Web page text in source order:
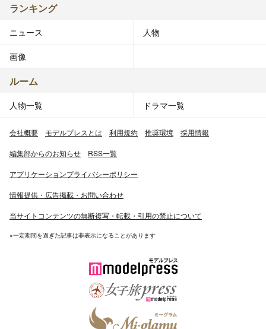
ランキング
ニュース 人物
画像
ルーム
人物一覧 ドラマ一覧
会社概要 モデルプレスとは 利用規約 推奨環境 採用情報
編集部からのお知らせ RSS一覧
アプリケーションプライバシーポリシー
情報提供・広告掲載・お問い合わせ
当サイトコンテンツの無断複写・転載・引用の禁止について
※一定期間を過ぎた記事は非表示になることがあります